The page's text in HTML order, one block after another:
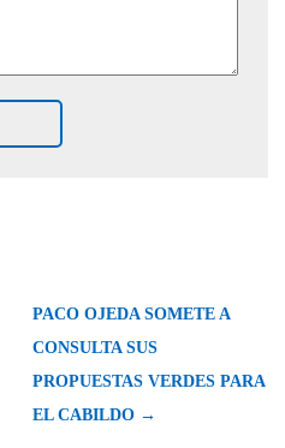
PACO OJEDA SOMETE A
CONSULTA SUS
PROPUESTAS VERDES PARA
EL CABILDO →